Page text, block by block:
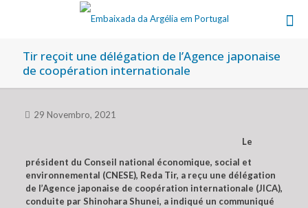
Tir reçoit une délégation de l’Agence japonaise
de coopération internationale
29 Novembro, 2021
Le
président du Conseil national économique, social et
environnemental (CNESE), Reda Tir, a reçu une délégation
de l’Agence japonaise de coopération internationale (JICA),
conduite par Shinohara Shunei, a indiqué un communiqué